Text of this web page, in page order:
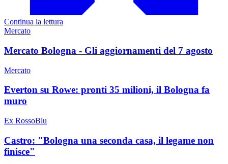
Continua la lettura
Mercato
Mercato Bologna - Gli aggiornamenti del 7 agosto
Mercato
Everton su Rowe: pronti 35 milioni, il Bologna fa
muro
Ex RossoBlu
Castro: "Bologna una seconda casa, il legame non
finisce"